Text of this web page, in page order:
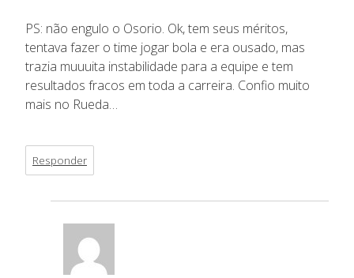
PS: não engulo o Osorio. Ok, tem seus méritos,
tentava fazer o time jogar bola e era ousado, mas
trazia muuuita instabilidade para a equipe e tem
resultados fracos em toda a carreira. Confio muito
mais no Rueda…
Responder